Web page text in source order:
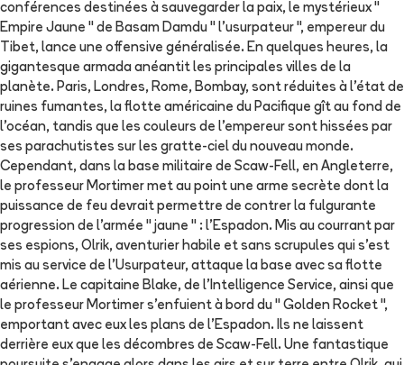
conférences destinées à sauvegarder la paix, le mystérieux "
Empire Jaune " de Basam Damdu " l'usurpateur ", empereur du
Tibet, lance une offensive généralisée. En quelques heures, la
gigantesque armada anéantit les principales villes de la
planète. Paris, Londres, Rome, Bombay, sont réduites à l'état de
ruines fumantes, la flotte américaine du Pacifique gît au fond de
l'océan, tandis que les couleurs de l'empereur sont hissées par
ses parachutistes sur les gratte-ciel du nouveau monde.
Cependant, dans la base militaire de Scaw-Fell, en Angleterre,
le professeur Mortimer met au point une arme secrète dont la
puissance de feu devrait permettre de contrer la fulgurante
progression de l'armée " jaune " : l'Espadon. Mis au courrant par
ses espions, Olrik, aventurier habile et sans scrupules qui s'est
mis au service de l'Usurpateur, attaque la base avec sa flotte
aérienne. Le capitaine Blake, de l'Intelligence Service, ainsi que
le professeur Mortimer s'enfuient à bord du " Golden Rocket ",
emportant avec eux les plans de l'Espadon. Ils ne laissent
derrière eux que les décombres de Scaw-Fell. Une fantastique